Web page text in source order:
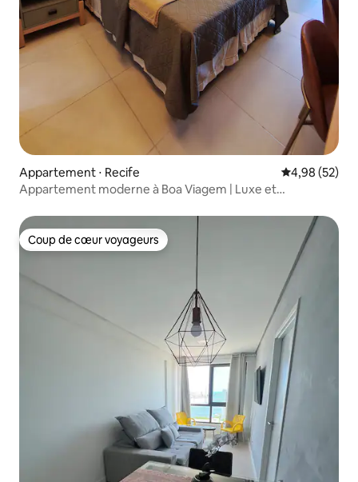
Appartement ⋅ Recife Évaluation
4,98 (52)
Appartement moderne à Boa Viagem | Luxe et
Coup de cœur voyageurs
Coup de cœur voyageurs